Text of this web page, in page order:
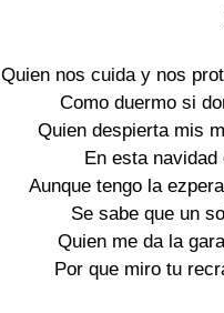
Quien nos cuida y nos
Como duermo si
Quien despierta mis
En esta
Aunque tengo la
Se sabe que un
Quien me da la
Por que miro tu